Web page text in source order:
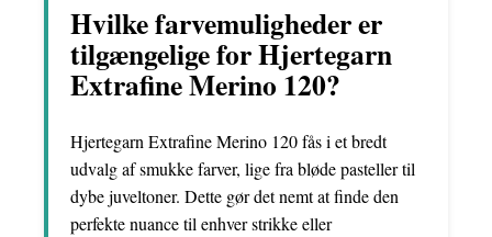
Hvilke farvemuligheder er
tilgængelige for Hjertegarn
Extrafine Merino 120?
Hjertegarn Extrafine Merino 120 fås i et bredt
udvalg af smukke farver, lige fra bløde pasteller til
dybe juveltoner. Dette gør det nemt at finde den
perfekte nuance til enhver strikke eller